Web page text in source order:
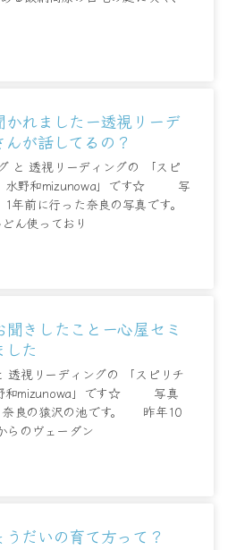
れましたー透視リーデ
が話してるの？
透視リーディングの 「スピ
水野和mizunowa」です☆ 写
年前に行った奈良の写真です。
ん使っており
きしたことー心屋セミ
た
視リーディングの 「スピリチ
野和mizunowa」です☆ 写真
奈良の猿沢の池です。 昨年10
らのヴェーダン
だいの育て方って？